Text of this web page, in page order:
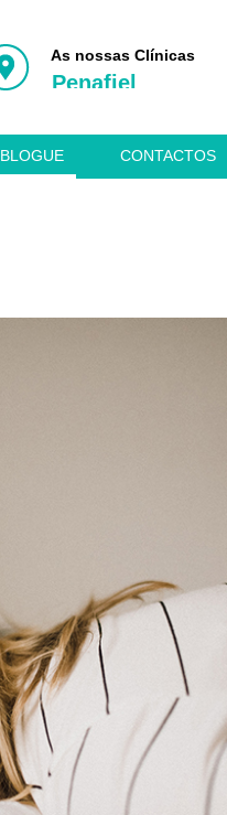
As nossas Clínicas
Vila Nova de Gaia
Penafiel
Coimbra
Lisboa
BLOGUE CONTACTOS